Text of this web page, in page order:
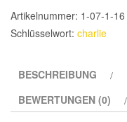
Artikelnummer: 1-07-1-16
Schlüsselwort: charlie
BESCHREIBUNG
BEWERTUNGEN (0)